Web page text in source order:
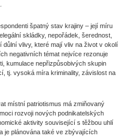
špatný stav krajiny – její míru
skládky, nepořádek, šerednost,
vlivy, které mají vliv na život v okolí
negativních témat nejvíce rezonuje
kumulace nepřizpůsobivých skupin
tj. vysoká míra kriminality, závislost na
místní patriotismus má zmiňovaný
rozvoji nových podnikatelských
aktivity související s těžbou uhlí
je plánována také ve zbývajících